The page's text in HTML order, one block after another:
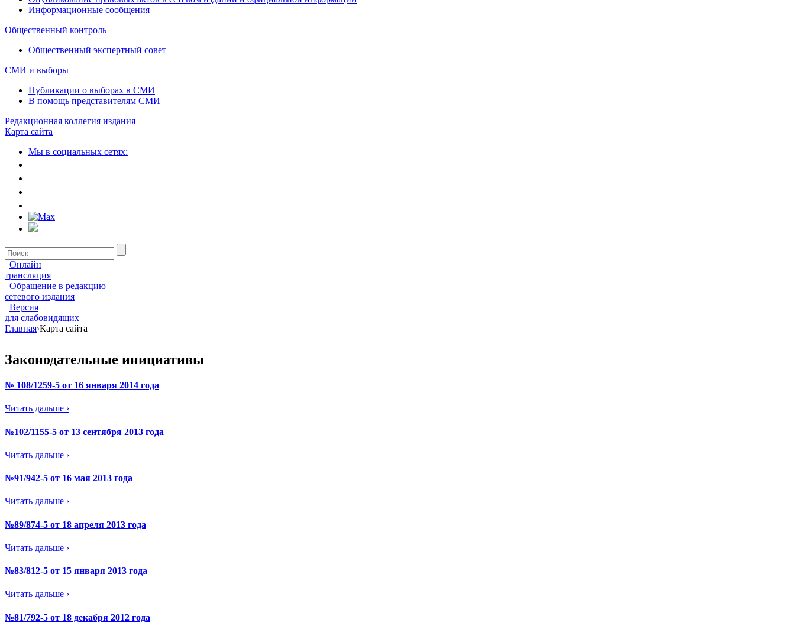
Информационные сообщения
Общественный контроль
Общественный экспертный совет
СМИ и выборы
Публикации о выборах в СМИ
В помощь представителям СМИ
Редакционная коллегия издания
Карта сайта
Мы в социальных сетях:
Онлайн
трансляция
Обращение в редакцию
сетевого издания
Версия
для слабовидящих
Главная›Карта сайта
Законодательные инициативы
№ 108/1259-5 от 16 января 2014 года
Читать дальше ›
№102/1155-5 от 13 сентября 2013 года
Читать дальше ›
№91/942-5 от 16 мая 2013 года
Читать дальше ›
№89/874-5 от 18 апреля 2013 года
Читать дальше ›
№83/812-5 от 15 января 2013 года
Читать дальше ›
№81/792-5 от 18 декабря 2012 года